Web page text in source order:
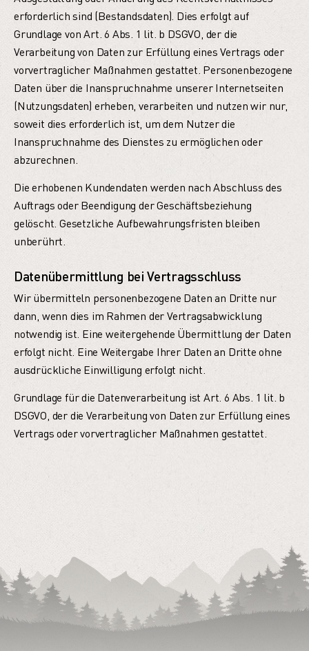
erforderlich sind (Bestandsdaten). Dies erfolgt auf
Grundlage von Art. 6 Abs. 1 lit. b DSGVO, der die
Verarbeitung von Daten zur Erfüllung eines Vertrags oder
vorvertraglicher Maßnahmen gestattet. Personenbezogene
Daten über die Inanspruchnahme unserer Internetseiten
(Nutzungsdaten) erheben, verarbeiten und nutzen wir nur,
soweit dies erforderlich ist, um dem Nutzer die
Inanspruchnahme des Dienstes zu ermöglichen oder
abzurechnen.
Die erhobenen Kundendaten werden nach Abschluss des
Auftrags oder Beendigung der Geschäftsbeziehung
gelöscht. Gesetzliche Aufbewahrungsfristen bleiben
unberührt.
Datenübermittlung bei Vertragsschluss
Wir übermitteln personenbezogene Daten an Dritte nur
dann, wenn dies im Rahmen der Vertragsabwicklung
notwendig ist. Eine weitergehende Übermittlung der Daten
erfolgt nicht. Eine Weitergabe Ihrer Daten an Dritte ohne
ausdrückliche Einwilligung erfolgt nicht.
Grundlage für die Datenverarbeitung ist Art. 6 Abs. 1 lit. b
DSGVO, der die Verarbeitung von Daten zur Erfüllung eines
Vertrags oder vorvertraglicher Maßnahmen gestattet.